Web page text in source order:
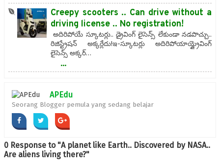
Creepy scooters .. Can drive without a
driving license .. No registration!
అదిరిపోయే స్కూటర్లు.. డ్రైవింగ్ లైసెన్స్ లేకుండా నడపొచ్చు..
రిజిస్ట్రేషన్‌ అక్కర్లేదు!ఇ-స్కూటర్లు అదిరిపోయాయ్డ్రైవింగ్
లైసెన్స్ అక్కర్…
...
APEdu
Seorang Blogger pemula yang sedang belajar
0 Response to "A planet like Earth.. Discovered by NASA..
Are aliens living there?"